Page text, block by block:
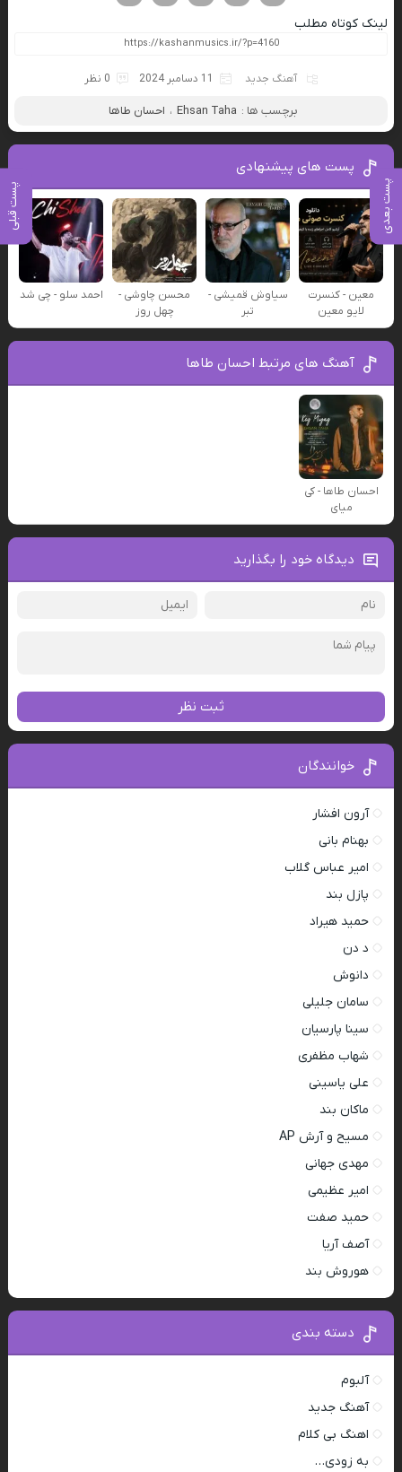
پست بعدی پست قبلی
لینک کوتاه مطلب
آهنگ جدید 11 دسامبر 2024 0 نظر
برچسب ها : Ehsan Taha ، احسان طاها
پست های پیشنهادی
معین - کنسرت
لایو معین
سیاوش قمیشی -
تبر
محسن چاوشی -
چهل روز
احمد سلو - چی شد
آهنگ های مرتبط احسان طاها
احسان طاها - کی
میای
دیدگاه خود را بگذارید
ثبت نظر
خوانندگان
آرون افشار
بهنام بانی
امیر عباس گلاب
پازل بند
حمید هیراد
د دن
دانوش
سامان جلیلی
سینا پارسیان
شهاب مظفری
علی یاسینی
ماکان بند
مسیح و آرش AP
مهدی جهانی
امیر عظیمی
حمید صفت
آصف آریا
هوروش بند
دسته بندی
آلبوم
آهنگ جدید
اهنگ بی کلام
به زودی…